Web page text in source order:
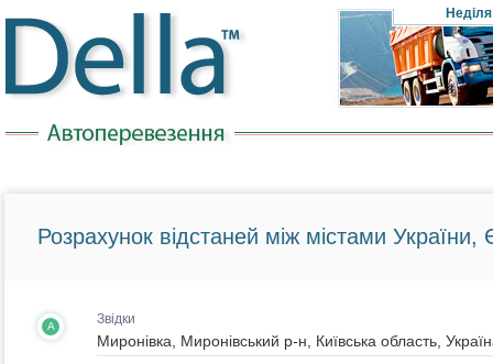
Неділя
Розрахунок відстаней між містами України,
A Звідки